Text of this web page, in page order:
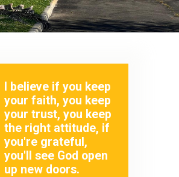
Y
I believe if you keep
your faith, you keep
your trust, you keep
the right attitude, if
you're grateful,
you'll see God open
up new doors.